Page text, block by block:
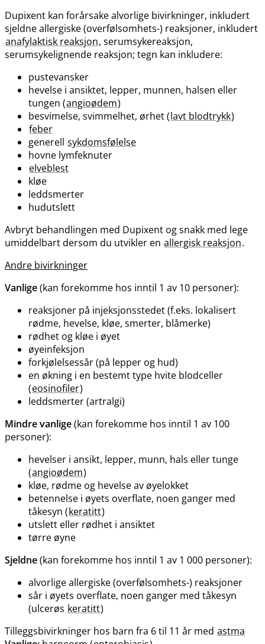
Dupixent kan forårsake alvorlige bivirkninger, inkludert
sjeldne allergiske (overfølsomhets-) reaksjoner, inkludert
anafylaktisk reaksjon, serumsykereaksjon,
serumsykelignende reaksjon; tegn kan inkludere:
pustevansker
hevelse i ansiktet, lepper, munnen, halsen eller
tungen (angioødem)
besvimelse, svimmelhet, ørhet (lavt blodtrykk)
feber
generell sykdomsfølelse
hovne lymfeknuter
elveblest
kløe
leddsmerter
hudutslett
Avbryt behandlingen med Dupixent og snakk med lege
umiddelbart dersom du utvikler en allergisk reaksjon.
Andre bivirkninger
Vanlige(kan forekomme hos inntil 1 av 10 personer):
reaksjoner på injeksjonsstedet (f.eks. lokalisert
rødme, hevelse, kløe, smerter, blåmerke)
rødhet og kløe i øyet
øyeinfeksjon
forkjølelsessår (på lepper og hud)
en økning i en bestemt type hvite blodceller
(eosinofiler)
leddsmerter (artralgi)
Mindre vanlige(kan forekomme hos inntil 1 av 100
personer):
hevelser i ansikt, lepper, munn, hals eller tunge
(angioødem)
kløe, rødme og hevelse av øyelokket
betennelse i øyets overflate, noen ganger med
tåkesyn (keratitt)
utslett eller rødhet i ansiktet
tørre øyne
Sjeldne(kan forekomme hos inntil 1 av 1 000 personer):
alvorlige allergiske (overfølsomhets-) reaksjoner
sår i øyets overflate, noen ganger med tåkesyn
(ulcerøs keratitt)
Tilleggsbivirkninger hos barn fra 6 til 11 år med astma